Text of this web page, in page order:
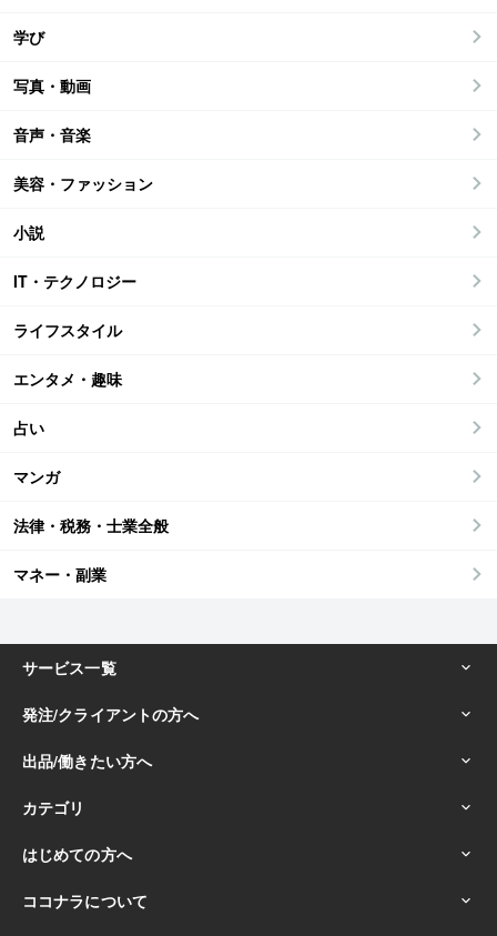
学び
写真・動画
音声・音楽
美容・ファッション
小説
IT・テクノロジー
ライフスタイル
エンタメ・趣味
占い
マンガ
法律・税務・士業全般
マネー・副業